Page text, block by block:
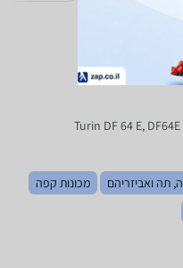
תה ואביזריהם
מכונות קפה